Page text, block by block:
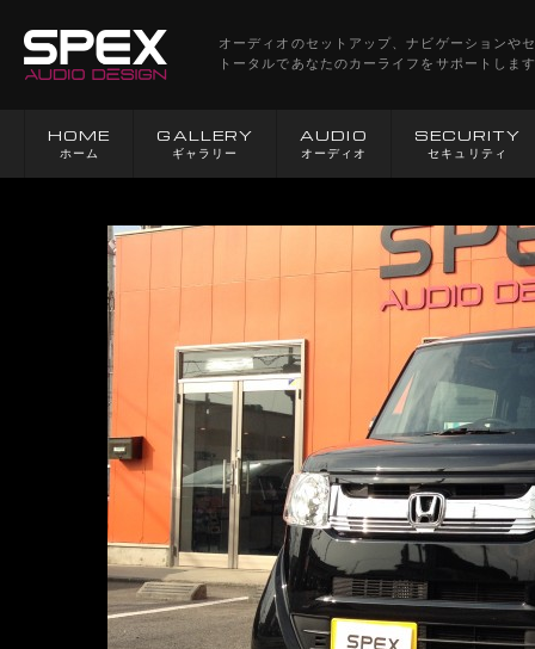
オーディオのセットアップ、ナビゲーションや
トータルであなたのカーライフをサポートしま
HOME
ホーム
GALLERY
ギャラリー
AUDIO
オーディオ
SECURITY
セキュリティ